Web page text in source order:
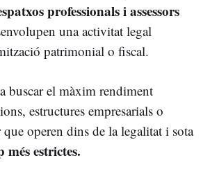
professionals i assessors
una activitat legal
patrimonial o fiscal.
buscar el màxim rendiment
estructures empresarials o
operen dins de la legalitat i sota
estrictes.